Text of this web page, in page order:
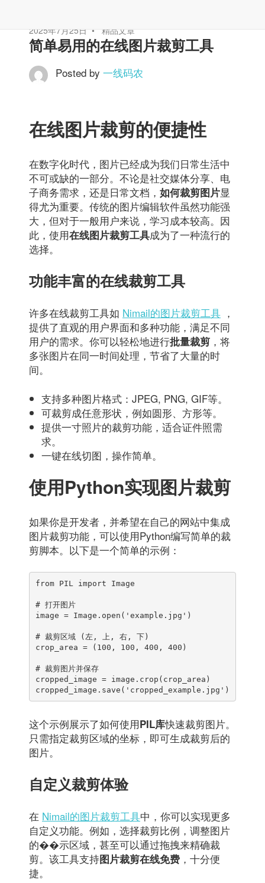
2025年7月25日 精品文章
简单易用的在线图片裁剪工具
Posted by 一线码农
在线图片裁剪的便捷性
在数字化时代，图片已经成为我们日常生活中
不可或缺的一部分。不论是社交媒体分享、电
子商务需求，还是日常文档， 如何裁剪图片显
得尤为重要。传统的图片编辑软件虽然功能强
大，但对于一般用户来说，学习成本较高。因
此，使用在线图片裁剪工具成为了一种流行的
选择。
功能丰富的在线裁剪工具
许多在线裁剪工具如 Nimail的图片裁剪工具 ，
提供了直观的用户界面和多种功能，满足不同
用户的需求。你可以轻松地进行批量裁剪 ，将
多张图片在同一时间处理，节省了大量的时
间。
支持多种图片格式：JPEG, PNG, GIF等。
可裁剪成任意形状，例如圆形、方形等。
提供一寸照片的裁剪功能，适合证件照需
求。
一键在线切图，操作简单。
使用Python实现图片裁剪
如果你是开发者，并希望在自己的网站中集成
图片裁剪功能，可以使用Python编写简单的裁
剪脚本。以下是一个简单的示例：
from PIL import Image
# 打开图片
image = Image.open('example.jpg')
# 裁剪区域 (左, 上, 右, 下)
crop_area = (100, 100, 400, 400)
# 裁剪图片并保存
cropped_image = image.crop(crop_area)
cropped_image.save('cropped_example.jpg')
这个示例展示了如何使用PIL库快速裁剪图片。
只需指定裁剪区域的坐标，即可生成裁剪后的
图片。
自定义裁剪体验
在 Nimail的图片裁剪工具中，你可以实现更多
自定义功能。例如，选择裁剪比例，调整图片
的��示区域，甚至可以通过拖拽来精确裁
剪。该工具支持图片裁剪在线免费 ，十分便
捷。